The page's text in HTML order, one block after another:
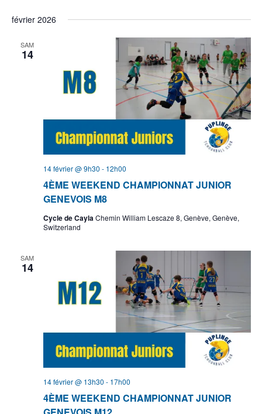
février 2026
SAM
14
4ÈME WEEKEND CHAMPIONNAT JUNIOR
GENEVOIS M8
14 février @ 9h30 - 12h00
Cycle de CaylaChemin William Lescaze 8, Genève, Genève,
Switzerland
SAM
14
4ÈME WEEKEND CHAMPIONNAT JUNIOR
14 février @ 13h30 - 17h00